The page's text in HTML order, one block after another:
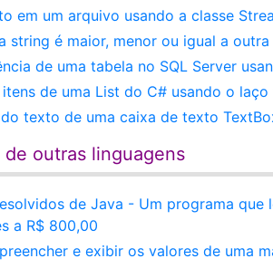
em um arquivo usando a classe
string é maior, menor ou igual a
de uma tabela no SQL Server
de uma List do C# usando o
texto de uma caixa de texto
outras linguagens
de Java - Um programa
a R$ 800,00
e exibir os valores de uma